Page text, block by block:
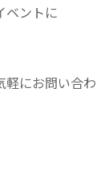
ベントに
軽にお問い合わ